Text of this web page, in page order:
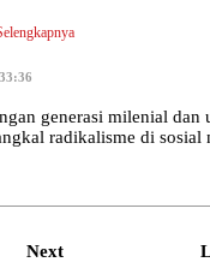
generasi milenial
radikalisme di
Next